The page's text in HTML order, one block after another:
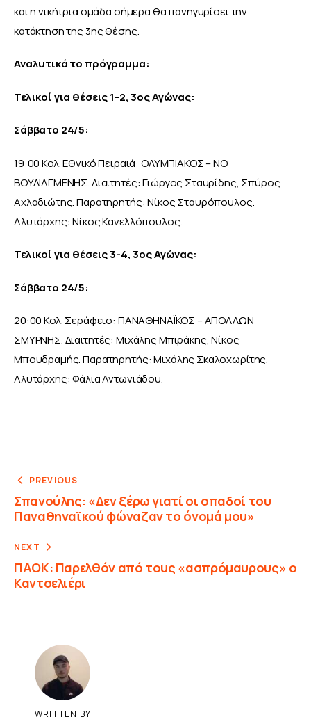
και η νικήτρια ομάδα σήμερα θα πανηγυρίσει την
κατάκτηση της 3ης θέσης.
Αναλυτικά το πρόγραμμα:
Τελικοί για θέσεις 1-2, 3ος Αγώνας:
Σάββατο 24/5:
19:00 Κολ. Εθνικό Πειραιά: ΟΛΥΜΠΙΑΚΟΣ – ΝΟ
ΒΟΥΛΙΑΓΜΕΝΗΣ. Διαιτητές: Γιώργος Σταυρίδης, Σπύρος
Αχλαδιώτης. Παρατηρητής: Νίκος Σταυρόπουλος.
Αλυτάρχης: Νίκος Κανελλόπουλος.
Τελικοί για θέσεις 3-4, 3ος Αγώνας:
Σάββατο 24/5:
20:00 Κολ. Σεράφειο: ΠΑΝΑΘΗΝΑΪΚΟΣ – ΑΠΟΛΛΩΝ
ΣΜΥΡΝΗΣ. Διαιτητές: Μιχάλης Μπιράκης, Νίκος
Μπουδραμής. Παρατηρητής: Μιχάλης Σκαλοχωρίτης.
Αλυτάρχης: Φάλια Αντωνιάδου.
PREVIOUS
Σπανούλης: «Δεν ξέρω γιατί οι οπαδοί του
Παναθηναϊκού φώναζαν το όνομά μου»
NEXT
ΠΑΟΚ: Παρελθόν από τους «ασπρόμαυρους» ο
Καντσελιέρι
WRITTEN BY